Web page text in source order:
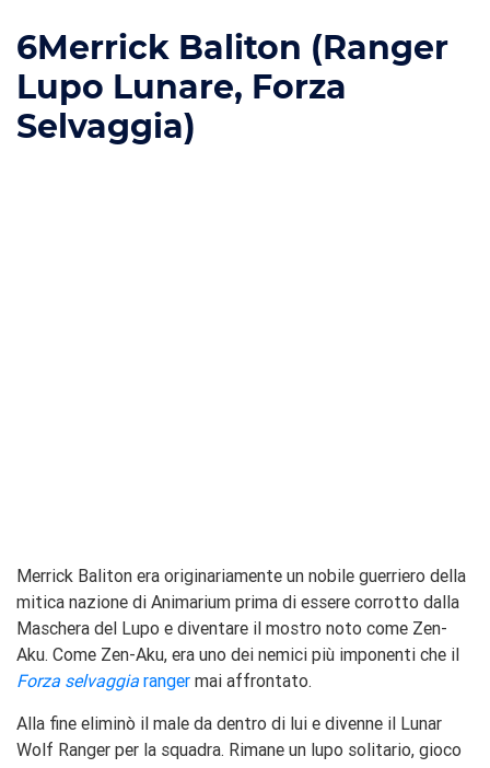
6Merrick Baliton (Ranger
Lupo Lunare, Forza
Selvaggia)
Merrick Baliton era originariamente un nobile guerriero della
mitica nazione di Animarium prima di essere corrotto dalla
Maschera del Lupo e diventare il mostro noto come Zen-
Aku. Come Zen-Aku, era uno dei nemici più imponenti che il
Forza selvaggia ranger mai affrontato.
Alla fine eliminò il male da dentro di lui e divenne il Lunar
Wolf Ranger per la squadra. Rimane un lupo solitario, gioco